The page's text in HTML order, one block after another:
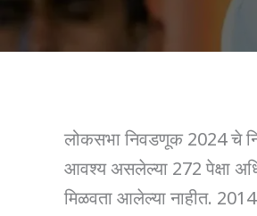
लोकसभा निवडणूक 2024 चे
आवश्य असलेल्या 272 पेक्षा
मिळवता आलेल्या नाहीत.